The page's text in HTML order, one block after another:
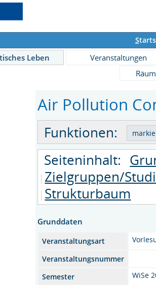
S
Leben
Veranstaltungen
Air Pollution
Funktionen:
Seiteninhalt:
Zielgruppen/
Strukturbaum
Grunddaten
Veranstaltungsart
Veranstaltungsnummer
Semester
WiSe